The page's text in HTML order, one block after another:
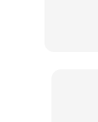
tempahan hotel
kemudian